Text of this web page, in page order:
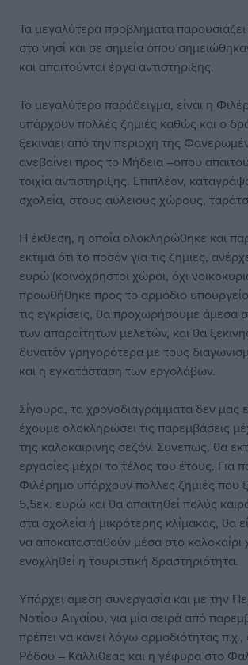
Τα μεγαλύτερα προβλήματα παρουσιάζει
στο νησί και σε σημεία όπου
και απαιτούνται έργα αντιστήριξης.
Το μεγαλύτερο παράδειγμα, είναι η
υπάρχουν πολλές ζημιές καθώς και ο
ξεκινάει από την περιοχή της
ανεβαίνει προς το Μήδεια –όπου
τοιχία αντιστήριξης. Επιπλέον,
σχολεία, στους αύλειους χώρους,
Η έκθεση, η οποία ολοκληρώθηκε και
εκτιμά ότι το ποσόν για τις ζημιές,
ευρώ (κοινόχρηστοι χώροι, όχι
προωθήθηκε προς το αρμόδιο
τις εγκρίσεις, θα προχωρήσουμε άμεσα
των απαραίτητων μελετών, και θα
δυνατόν γρηγορότερα με τους
και η εγκατάσταση των εργολάβων.
Σίγουρα, τα χρονοδιαγράμματα δεν μας
έχουμε ολοκληρώσει τις παρεμβάσεις
της καλοκαιρινής σεζόν. Συνεπώς, θα
εργασίες μέχρι το τέλος του έτους. Για
Φιλέρημο υπάρχουν πολλές ζημιές που
5,5εκ. ευρώ και θα απαιτηθεί πολύς
στα σχολεία ή μικρότερης κλίμακας, θα
να αποκατασταθούν μέσα στο καλοκαίρι
ενοχληθεί η τουριστική δραστηριότητα.
Υπάρχει άμεση συνεργασία και με την
Νοτίου Αιγαίου, για μία σειρά από
πρέπει να κάνει λόγω αρμοδιότητας
Ρόδου – Καλλιθέας και η γέφυρα στο